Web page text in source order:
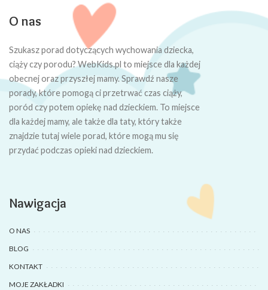
O nas
Szukasz porad dotyczących wychowania dziecka,
ciąży czy porodu? WebKids.pl to miejsce dla każdej
obecnej oraz przyszłej mamy. Sprawdź nasze
porady, które pomogą ci przetrwać czas ciąży,
poród czy potem opiekę nad dzieckiem. To miejsce
dla każdej mamy, ale także dla taty, który także
znajdzie tutaj wiele porad, które mogą mu się
przydać podczas opieki nad dzieckiem.
Nawigacja
O NAS
BLOG
KONTAKT
MOJE ZAKŁADKI